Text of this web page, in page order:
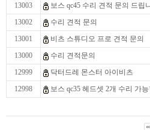
13003
보스 qc45 수리 견적 문의 드립
13002
수리 견적 문의
13001
비츠 스튜디오 프로 견적 문의
13000
수리 견적문의
12999
닥터드레 몬스터 아이비츠
12998
보스 qc35 헤드셋 2개 수리 가